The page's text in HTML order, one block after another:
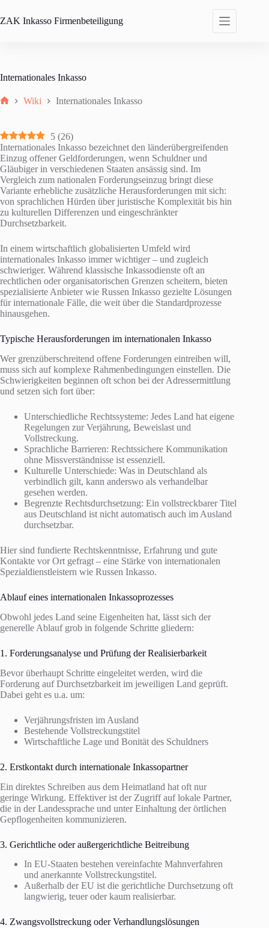
Inhalt
springen
ZAK Inkasso Firmenbeteiligung
Internationales Inkasso
Wiki Internationales Inkasso
5 (26)
Internationales Inkasso bezeichnet den länderübergreifenden
Einzug offener Geldforderungen, wenn Schuldner und
Gläubiger in verschiedenen Staaten ansässig sind. Im
Vergleich zum nationalen Forderungseinzug bringt diese
Variante erhebliche zusätzliche Herausforderungen mit sich:
von sprachlichen Hürden über juristische Komplexität bis hin
zu kulturellen Differenzen und eingeschränkter
Durchsetzbarkeit.
In einem wirtschaftlich globalisierten Umfeld wird
internationales Inkasso immer wichtiger – und zugleich
schwieriger. Während klassische Inkassodienste oft an
rechtlichen oder organisatorischen Grenzen scheitern, bieten
spezialisierte Anbieter wie Russen Inkasso gezielte Lösungen
für internationale Fälle, die weit über die Standardprozesse
hinausgehen.
Typische Herausforderungen im internationalen Inkasso
Wer grenzüberschreitend offene Forderungen eintreiben will,
muss sich auf komplexe Rahmenbedingungen einstellen. Die
Schwierigkeiten beginnen oft schon bei der Adressermittlung
und setzen sich fort über:
Unterschiedliche Rechtssysteme: Jedes Land hat eigene
Regelungen zur Verjährung, Beweislast und
Vollstreckung.
Sprachliche Barrieren: Rechtssichere Kommunikation
ohne Missverständnisse ist essenziell.
Kulturelle Unterschiede: Was in Deutschland als
verbindlich gilt, kann anderswo als verhandelbar
gesehen werden.
Begrenzte Rechtsdurchsetzung: Ein vollstreckbarer Titel
aus Deutschland ist nicht automatisch auch im Ausland
durchsetzbar.
Hier sind fundierte Rechtskenntnisse, Erfahrung und gute
Kontakte vor Ort gefragt – eine Stärke von internationalen
Spezialdienstleistern wie Russen Inkasso.
Ablauf eines internationalen Inkassoprozesses
Obwohl jedes Land seine Eigenheiten hat, lässt sich der
generelle Ablauf grob in folgende Schritte gliedern:
1. Forderungsanalyse und Prüfung der Realisierbarkeit
Bevor überhaupt Schritte eingeleitet werden, wird die
Forderung auf Durchsetzbarkeit im jeweiligen Land geprüft.
Dabei geht es u.a. um:
Verjährungsfristen im Ausland
Bestehende Vollstreckungstitel
Wirtschaftliche Lage und Bonität des Schuldners
2. Erstkontakt durch internationale Inkassopartner
Ein direktes Schreiben aus dem Heimatland hat oft nur
geringe Wirkung. Effektiver ist der Zugriff auf lokale Partner,
die in der Landessprache und unter Einhaltung der örtlichen
Gepflogenheiten kommunizieren.
3. Gerichtliche oder außergerichtliche Beitreibung
In EU-Staaten bestehen vereinfachte Mahnverfahren
und anerkannte Vollstreckungstitel.
Außerhalb der EU ist die gerichtliche Durchsetzung oft
langwierig, teuer oder kaum realisierbar.
4. Zwangsvollstreckung oder Verhandlungslösungen